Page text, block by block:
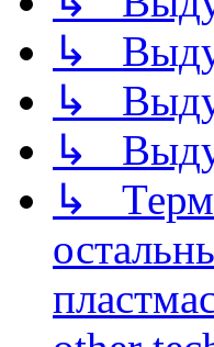
↳
↳
↳
↳